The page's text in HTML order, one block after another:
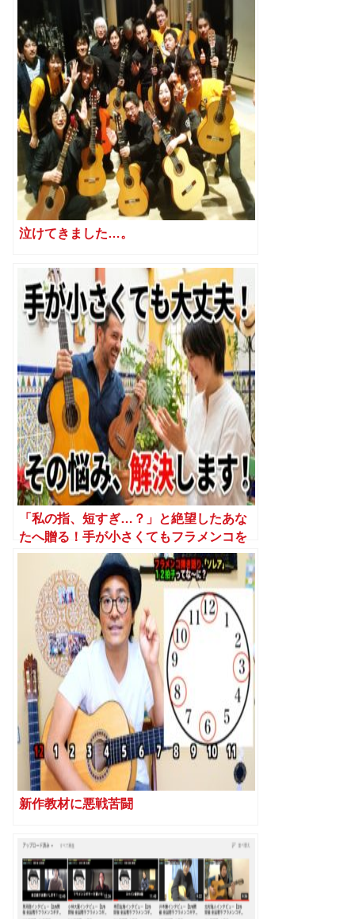
泣けてきました…。
「私の指、短すぎ…？」と絶望したあな
たへ贈る！手が小さくてもフラメンコを
爆速でマスターする「逆転の発想」
新作教材に悪戦苦闘